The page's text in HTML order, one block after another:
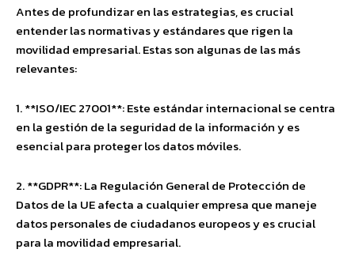
Antes de profundizar en las estrategias, es crucial
entender las normativas y estándares que rigen la
movilidad empresarial. Estas son algunas de las más
relevantes:
1. **ISO/IEC 27001**: Este estándar internacional se centra
en la gestión de la seguridad de la información y es
esencial para proteger los datos móviles.
2. **GDPR**: La Regulación General de Protección de
Datos de la UE afecta a cualquier empresa que maneje
datos personales de ciudadanos europeos y es crucial
para la movilidad empresarial.